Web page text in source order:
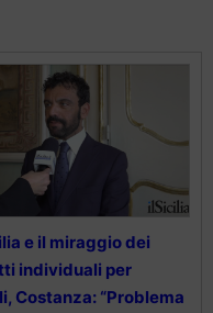
e il miraggio dei
individuali per
Costanza: “Problema